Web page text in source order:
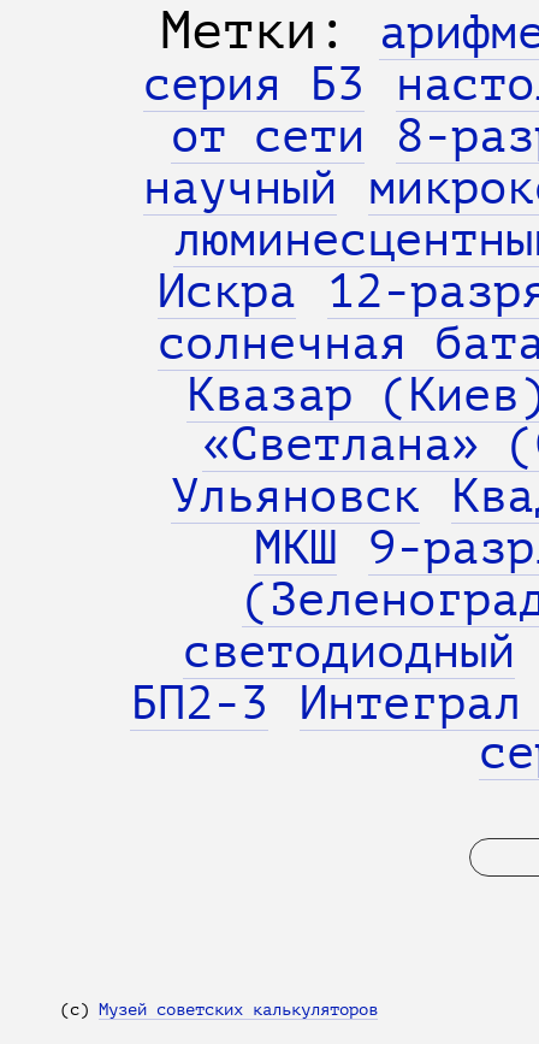
Метки:
серия Б3
от сети
8-
научный
Искра
12-
cолнечная
Квазар
«Светлана»
Ульяновск
МКШ
9-
светодиодный
БП2-3
(с) Музей советских калькуляторов